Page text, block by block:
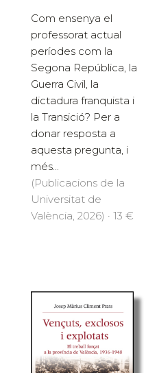
Com ensenya el
professorat actual
períodes com la
Segona República, la
Guerra Civil, la
dictadura franquista i
la Transició? Per a
donar resposta a
aquesta pregunta, i
més...
(Publicacions de la
Universitat de
València, 2026) · 13 €